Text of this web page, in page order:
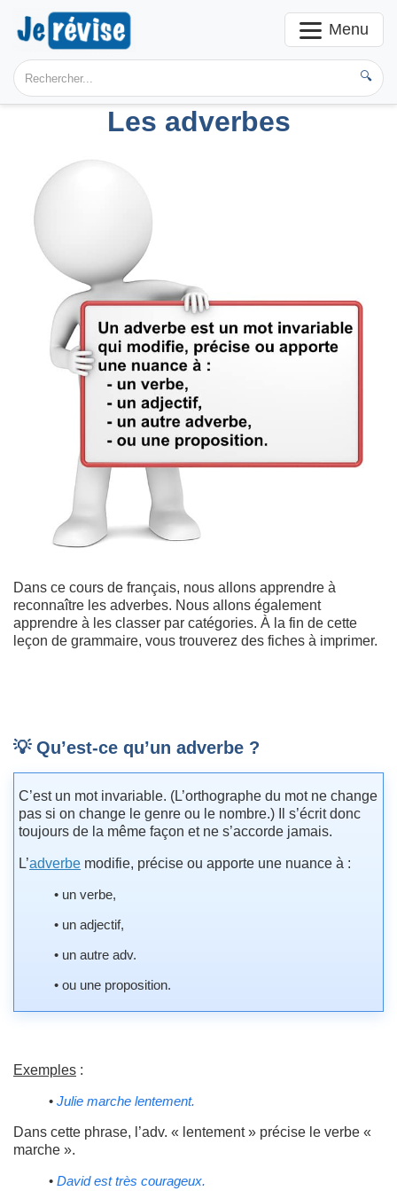
Menu
🔍
Les adverbes
Dans ce cours de français, nous allons apprendre à
reconnaître les adverbes. Nous allons également
apprendre à les classer par catégories. À la fin de cette
leçon de grammaire, vous trouverez des fiches à imprimer.
💡 Qu’est-ce qu’un adverbe ?
C’est un mot invariable. (L’orthographe du mot ne change
pas si on change le genre ou le nombre.) Il s’écrit donc
toujours de la même façon et ne s’accorde jamais.
L’adverbe modifie, précise ou apporte une nuance à :
• un verbe,
• un adjectif,
• un autre adv.
• ou une proposition.
Exemples :
• Julie marche lentement.
Dans cette phrase, l’adv. « lentement » précise le verbe «
marche ».
• David est très courageux.